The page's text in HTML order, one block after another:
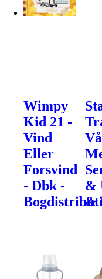
Wimpy
Kid 21 -
Vind
Eller
Forsvind
- Dbk -
&
&